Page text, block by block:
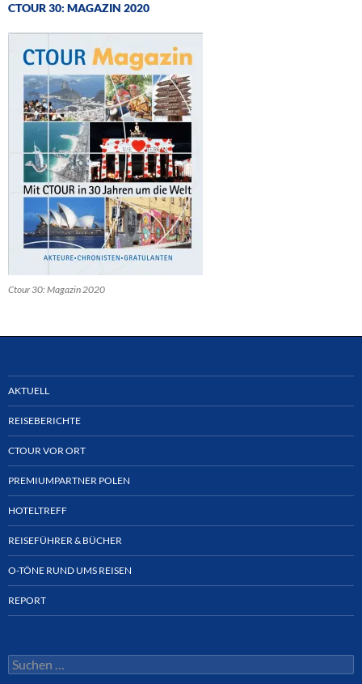
CTOUR 30: MAGAZIN 2020
Ctour 30: Magazin 2020
AKTUELL
REISEBERICHTE
CTOUR VOR ORT
PREMIUMPARTNER POLEN
HOTELTREFF
REISEFÜHRER & BÜCHER
O-TÖNE RUND UMS REISEN
REPORT
Suchen
nach: